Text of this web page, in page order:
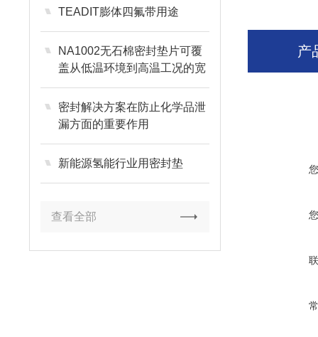
TEADIT膨体四氟带用途
NA1002无石棉密封垫片可覆
盖从低温环境到高温工况的宽
使用范围
密封解决方案在防止化学品泄
漏方面的重要作用
新能源氢能行业用密封垫
查看全部
产